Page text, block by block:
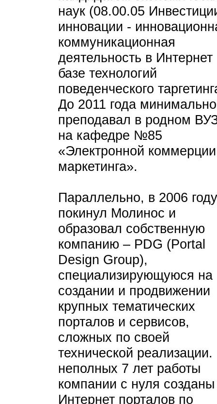
наук (08.00.05
инновации -
коммуникационная
деятельность в Интернет
базе технологий
поведенческого
До 2011 года минимально
преподавал в родном
на кафедре №85
«Электронной
маркетинга».
Параллельно, в 2006 году
покинул Молинос и
образовал собственную
компанию – PDG (Portal
Design Group),
специализирующуюся на
создании и продвижении
крупных тематических
порталов и сервисов,
сложных по своей
технической реализации.
неполных 7 лет работы
компании с нуля
Интернет порталов по